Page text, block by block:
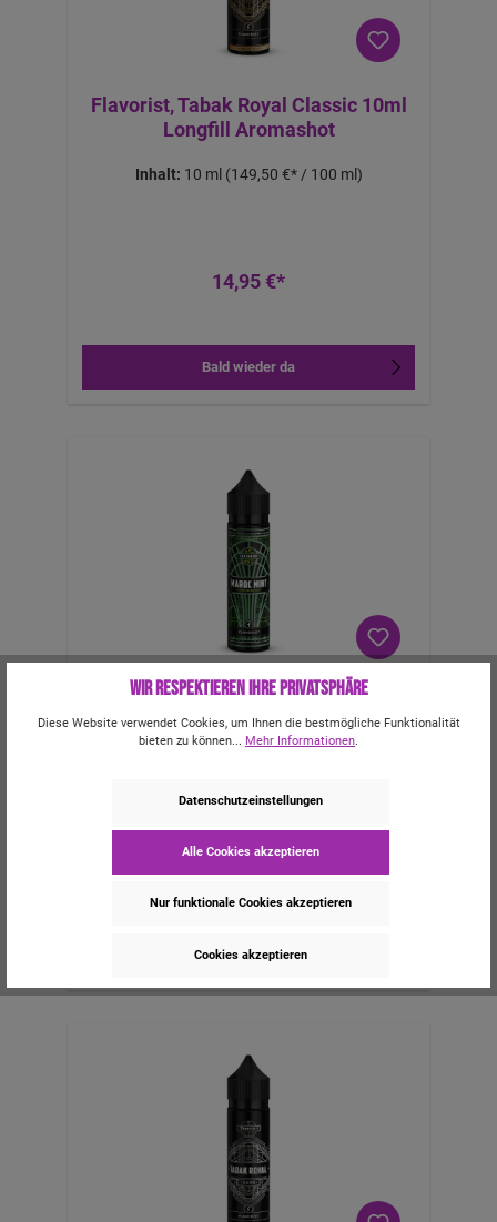
Flavorist, Tabak Royal Classic 10ml
Longfill Aromashot
Inhalt: 10 ml (149,50 €* / 100 ml)
14,95 €*
Bald wieder da
Flavorist, Maroc Mint 10ml Longfill
Aromashot
14,95 €*
Wir respektieren Ihre Privatsphäre
Diese Website verwendet Cookies, um Ihnen die bestmögliche Funktionalität
bieten zu können... Mehr Informationen.
Datenschutzeinstellungen
Alle Cookies akzeptieren
Nur funktionale Cookies akzeptieren
Cookies akzeptieren